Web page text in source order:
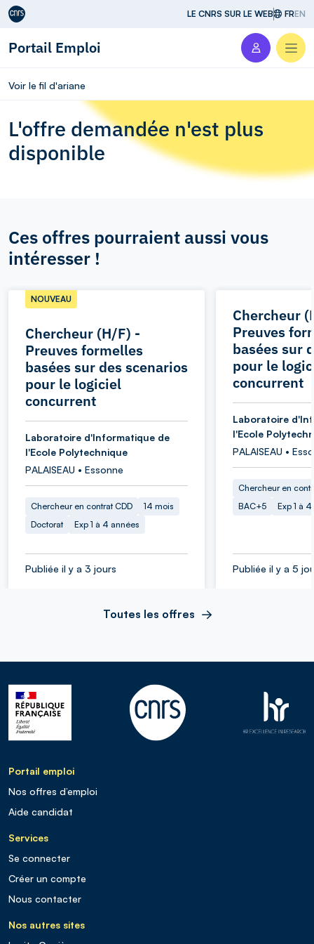
Aller au contenu LE CNRS SUR LE WEB FREN
Portail Emploi
Voir le fil d'ariane
L'offre demandée n'est plus
disponible
Ces offres pourraient aussi vous
intéresser !
Chercheur (H/F) -
Preuves formelles
basées sur des scenarios
pour le logiciel
concurrent
NOUVEAU
Laboratoire d'Informatique de
l'Ecole Polytechnique
PALAISEAU • Essonne
Chercheur en contrat CDD
14 mois
Doctorat
Exp 1 à 4 années
Publiée il y a 3 jours
Chercheur
Preuves
basées sur
pour le
concurrent
Laboratoire
l'Ecole
PALAISEAU •
Chercheur en
BAC+5
Exp 1 à
Publiée il y a 5
Toutes les offres
Portail emploi
Nos offres d’emploi
Aide candidat
Services
Se connecter
Créer un compte
Nous contacter
Nos autres sites